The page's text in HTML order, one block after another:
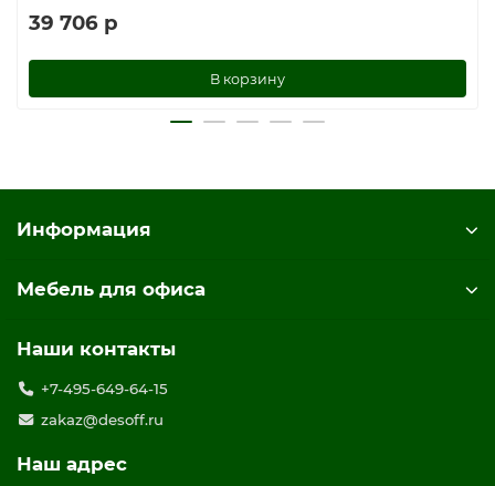
39 706 р
В корзину
Информация
Мебель для офиса
Наши контакты
+7-495-649-64-15
zakaz@desoff.ru
Наш адрес